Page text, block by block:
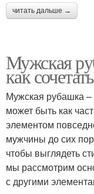
читать дальше →
Мужская
как сочетать
Мужская рубашка –
может быть как
элементом
мужчины до сих
чтобы выглядеть
мы рассмотрим
с другими